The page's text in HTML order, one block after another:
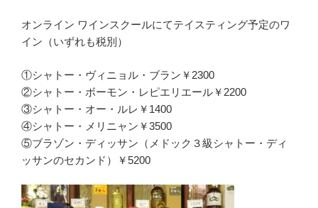
オンライン ワインスクールにてテイスティング予定のワ
イン（いずれも税別）
①シャトー・ヴィニョル・ブラン￥2300
②シャトー・ボーモン・レピエリエール￥2200
③シャトー・オー・ルレ￥1400
④シャトー・メリニャン￥3500
⑤ブラゾン・ディッサン（メドック３級シャトー・ディ
ッサンのセカンド）￥5200